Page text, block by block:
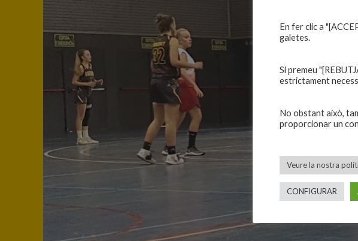
En fer clic a
galetes.
Si premeu
estrictament
No obstant això,
proporcionar un
Veure la nostra
CONFIGURAR